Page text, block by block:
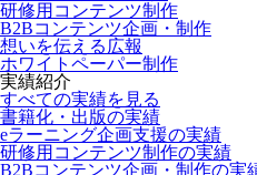
研修用コンテンツ制作
B2Bコンテンツ企画・制作
想いを伝える広報
ホワイトペーパー制作
実績紹介
すべての実績を見る
書籍化・出版の実績
eラーニング企画支援の実績
研修用コンテンツ制作の実績
B2Bコンテンツ企画・制作の実